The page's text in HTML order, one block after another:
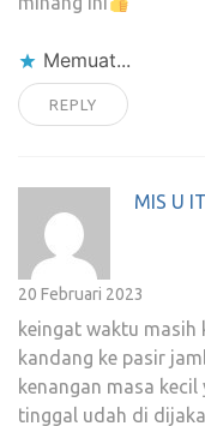
Memuat...
REPLY
MIS U IT
20 Februari 2023
keingat waktu masih
kandang ke pasir
kenangan masa
tinggal udah di